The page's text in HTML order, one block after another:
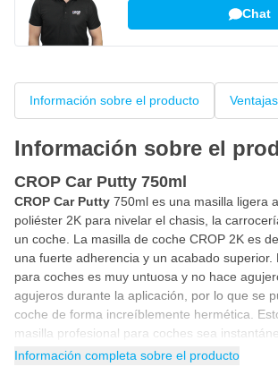
Chat
Información sobre el producto
Información sobre el
CROP Car Putty 750ml
CROP Car Putty 750ml es una masilla ligera
poliéster 2K para nivelar el chasis, la
un coche. La masilla de coche CROP 2K es
una fuerte adherencia y un acabado superior.
para coches es muy untuosa y no hace
agujeros durante la aplicación, por lo que se
coche de forma increíblemente hermética.
masilla profesional para coches sea
masilla de acabado en un solo producto.
Información completa sobre el producto